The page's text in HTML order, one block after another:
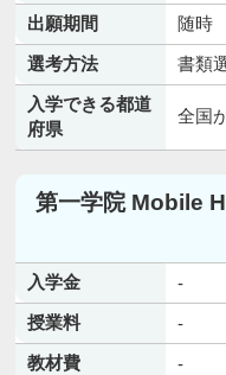
出願期間
随時
選考方法
書類
入学できる都道
府県
全国
第一学院 Mobile
入学金
-
授業料
-
教材費
-